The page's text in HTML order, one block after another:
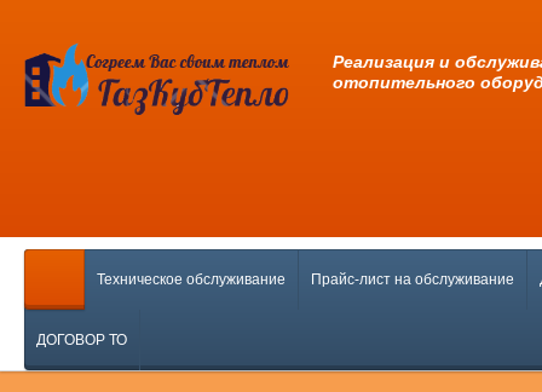
Pеализация и
отопительного
Техническое обслуживание Прайс-лист на обслуживание
ДОГОВОР ТО